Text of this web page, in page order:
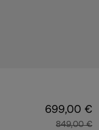
699,00 €
849,00 €